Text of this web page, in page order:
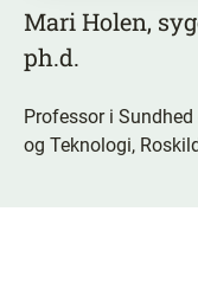
Mari Holen,
ph.d.
Professor i
og Teknologi,